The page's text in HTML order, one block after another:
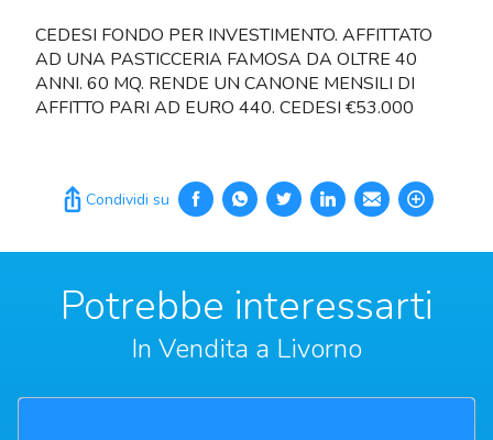
CEDESI FONDO PER INVESTIMENTO. AFFITTATO
AD UNA PASTICCERIA FAMOSA DA OLTRE 40
ANNI. 60 MQ. RENDE UN CANONE MENSILI DI
AFFITTO PARI AD EURO 440. CEDESI €53.000
Condividi su
Potrebbe interessarti
In Vendita a Livorno